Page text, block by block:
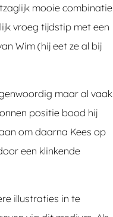
mooie combinatie
vroeg tijdstip met een
Wim (hij eet ze al bij
maar al vaak
positie bood hij
om daarna Kees op
een klinkende
illustraties in te